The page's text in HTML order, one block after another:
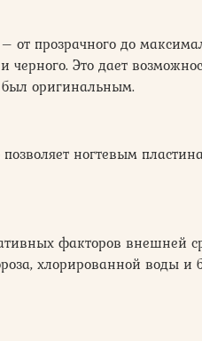
от прозрачного до
Это дает
оригинальным.
позволяет ногтевым
факторов внешней
хлорированной воды и